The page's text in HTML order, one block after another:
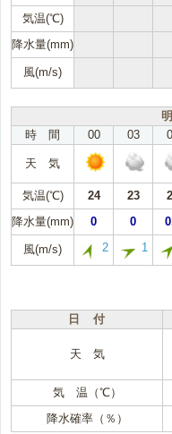
気温(℃)
降水量(mm)
風(m/s)
時 間
00 03
天 気
気温(℃) 24 23
降水量(mm)
0 0
風(m/s) 2 1
日 付
天 気
気 温（℃）
降水確率（％）